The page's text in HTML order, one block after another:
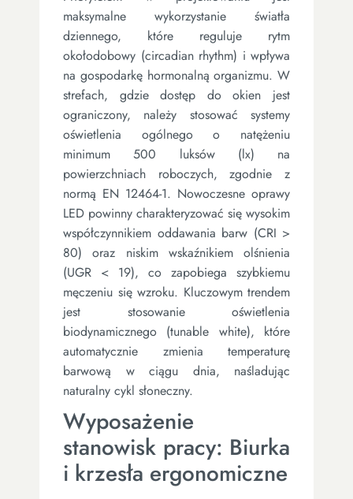
maksymalne wykorzystanie światła
dziennego, które reguluje rytm
okołodobowy (circadian rhythm) i wpływa
na gospodarkę hormonalną organizmu. W
strefach, gdzie dostęp do okien jest
ograniczony, należy stosować systemy
oświetlenia ogólnego o natężeniu
minimum 500 luksów (lx) na
powierzchniach roboczych, zgodnie z
normą EN 12464-1. Nowoczesne oprawy
LED powinny charakteryzować się wysokim
współczynnikiem oddawania barw (CRI >
80) oraz niskim wskaźnikiem olśnienia
(UGR < 19), co zapobiega szybkiemu
męczeniu się wzroku. Kluczowym trendem
jest stosowanie oświetlenia
biodynamicznego (tunable white), które
automatycznie zmienia temperaturę
barwową w ciągu dnia, naśladując
naturalny cykl słoneczny.
Wyposażenie
stanowisk pracy: Biurka
i krzesła ergonomiczne